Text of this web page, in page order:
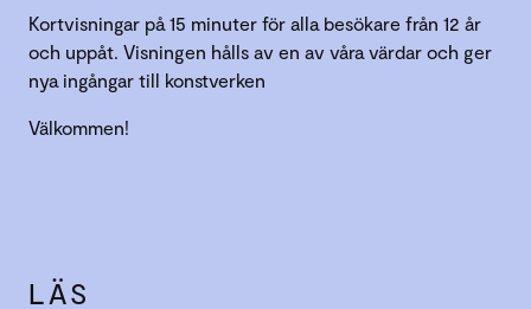
Kortvisningar på 15 minuter för alla besökare från 12 år
och uppåt. Visningen hålls av en av våra värdar och ger
nya ingångar till konstverken
Välkommen!
LÄS